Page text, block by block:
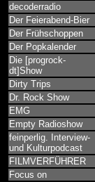
decoderradio
Der Feierabend-Bier
Der Frühschoppen
Der Popkalender
Die [progrock-
dt]Show
Dirty Trips
Dr. Rock Show
EMG
Empty Radioshow
feinperlig. Interview-
und Kulturpodcast
FILMVERFÜHRER
Focus on